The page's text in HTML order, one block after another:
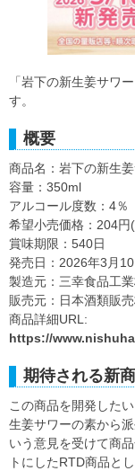
「岩下の新生姜サワ
す。
概要
商品名：岩下の新生
容量：350ml
アルコール度数：4％
希望小売価格：204円
賞味期限：540日
発売日：2026年3月10
製造元：三幸食品工
販売元：日本酒類販
商品詳細URL:
https://
期待される新
この商品を開発した
生姜サワーの素から
いう意見を受けて商
トにしたRTD商品と